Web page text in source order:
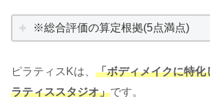
※総合評価の算定根拠(5点満点)
ピラティスKは、 「ボディメイクに特化
ラティススタジオ」です。